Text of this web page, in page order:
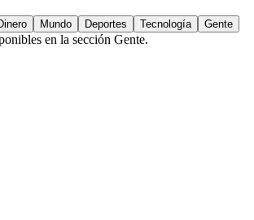
Mundo Deportes Tecnología Gente
en la sección Gente.